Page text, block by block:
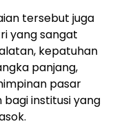
tersebut juga
yang sangat
kepatuhan
panjang,
pasar
institusi yang